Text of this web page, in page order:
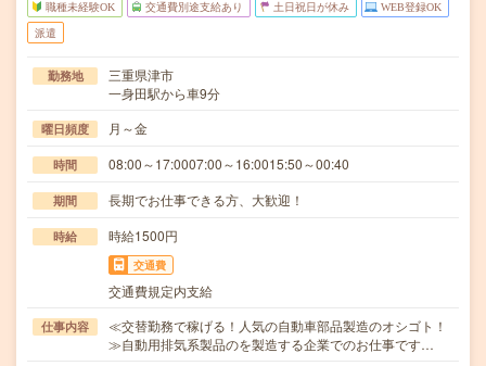
職種未経験OK 交通費別途支給あり 土日祝日が休み WEB登録OK
派遣
勤務地
三重県津市
一身田駅から車9分
曜日頻度 月～金
時間 08:00～17:0007:00～16:0015:50～00:40
期間 長期でお仕事できる方、大歓迎！
時給 時給1500円
交通費
交通費規定内支給
仕事内容
≪交替勤務で稼げる！人気の自動車部品製造のオシゴト！
≫自動用排気系製品のを製造する企業でのお仕事です…